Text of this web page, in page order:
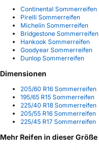
Continental Sommerreifen
Pirelli Sommerreifen
Michelin Sommerreifen
Bridgestone Sommerreifen
Hankook Sommerreifen
Goodyear Sommerreifen
Dunlop Sommerreifen
Dimensionen
205/60 R16 Sommerreifen
195/65 R15 Sommerreifen
225/40 R18 Sommerreifen
205/55 R16 Sommerreifen
225/45 R17 Sommerreifen
Mehr Reifen in dieser Größe